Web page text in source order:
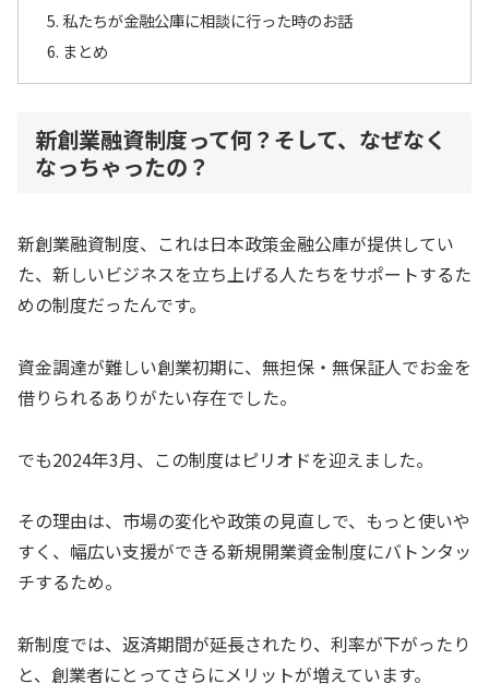
私たちが金融公庫に相談に行った時のお話
まとめ
新創業融資制度って何？そして、なぜなく
なっちゃったの？
新創業融資制度、これは日本政策金融公庫が提供してい
た、新しいビジネスを立ち上げる人たちをサポートするた
めの制度だったんです。
資金調達が難しい創業初期に、無担保・無保証人でお金を
借りられるありがたい存在でした。
でも2024年3月、この制度はピリオドを迎えました。
その理由は、市場の変化や政策の見直しで、もっと使いや
すく、幅広い支援ができる新規開業資金制度にバトンタッ
チするため。
新制度では、返済期間が延長されたり、利率が下がったり
と、創業者にとってさらにメリットが増えています。